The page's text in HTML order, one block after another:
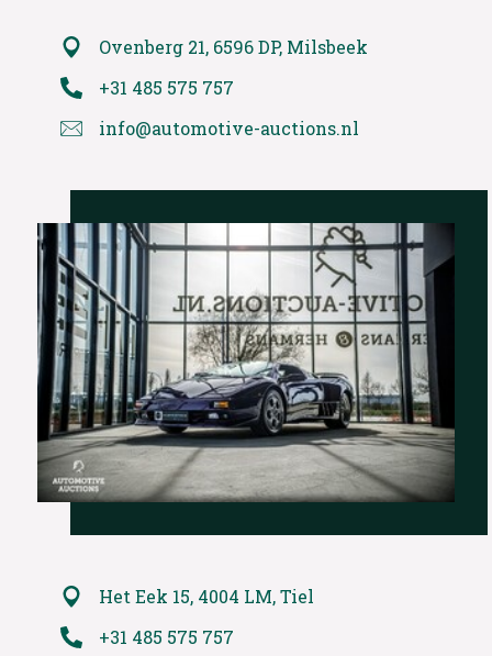
Ovenberg 21, 6596 DP, Milsbeek
+31 485 575 757
info@automotive-auctions.nl
Het Eek 15, 4004 LM, Tiel
+31 485 575 757